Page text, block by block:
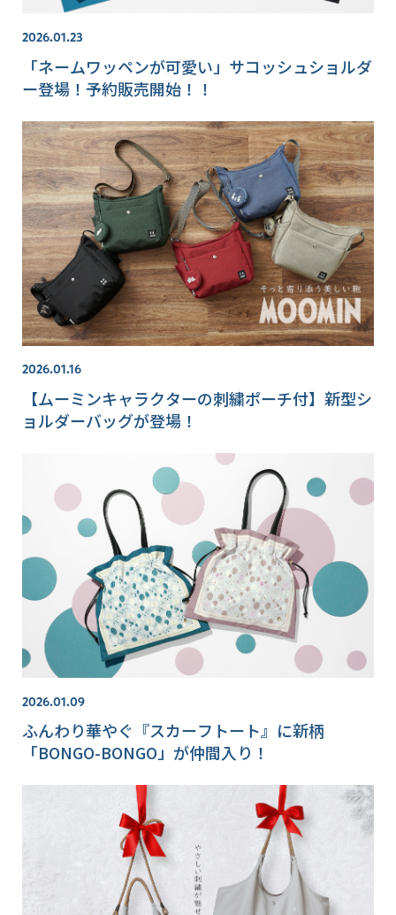
2026.01.23
「ネームワッペンが可愛い」サコッシュショルダ
ー登場！予約販売開始！！
2026.01.16
【ムーミンキャラクターの刺繍ポーチ付】新型シ
ョルダーバッグが登場！
2026.01.09
ふんわり華やぐ『スカーフトート』に新柄
「BONGO-BONGO」が仲間入り！